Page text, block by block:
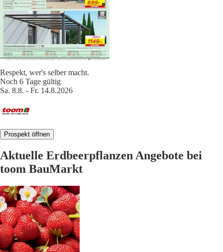
Respekt, wer's selber macht.
Noch 6 Tage gültig
Sa. 8.8. - Fr. 14.8.2026
Prospekt öffnen
Aktuelle Erdbeerpflanzen Angebote bei
toom BauMarkt